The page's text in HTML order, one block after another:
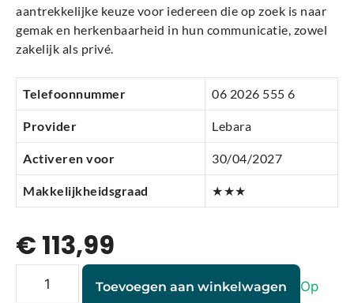
aantrekkelijke keuze voor iedereen die op zoek is naar
gemak en herkenbaarheid in hun communicatie, zowel
zakelijk als privé.
Telefoonnummer 06 2026 555 6
Provider Lebara
Activeren voor 30/04/2027
Makkelijkheidsgraad ★★★
€ 113,99
Toevoegen aan winkelwagen Op